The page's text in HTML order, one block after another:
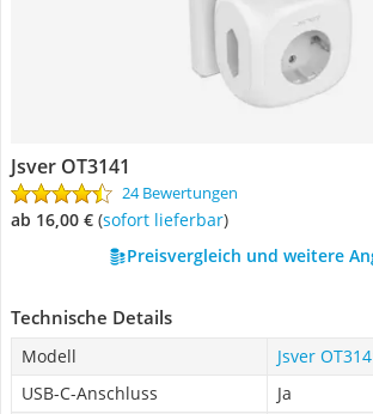
Jsver OT3141
24 Bewertungen
ab 16,00 € ( Sofort lieferbar)
Preisvergleich und weitere
Technische Details
Modell
Jsver
USB-C-Anschluss
Ja